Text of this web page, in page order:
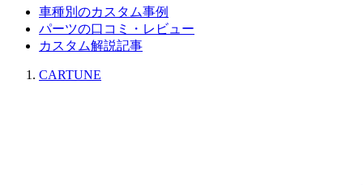
車種別のカスタム事例
パーツの口コミ・レビュー
カスタム解説記事
CARTUNE